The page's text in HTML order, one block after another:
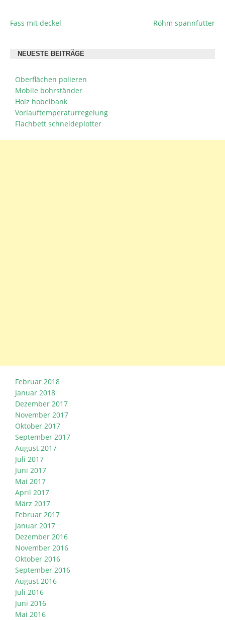
BEITRAGSNAVIGATION
Fass mit deckel Röhm spannfutter
NEUESTE BEITRÄGE
Oberflächen polieren
Mobile bohrständer
Holz hobelbank
Vorlauftemperaturregelung
Flachbett schneideplotter
Februar 2018
Januar 2018
Dezember 2017
November 2017
Oktober 2017
September 2017
August 2017
Juli 2017
Juni 2017
Mai 2017
April 2017
März 2017
Februar 2017
Januar 2017
Dezember 2016
November 2016
Oktober 2016
September 2016
August 2016
Juli 2016
Juni 2016
Mai 2016